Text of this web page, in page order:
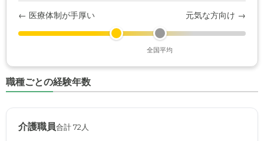
← 医療体制が手厚い 元気な方向け →
全国平均
職種ごとの経験年数
介護職員合計 72人